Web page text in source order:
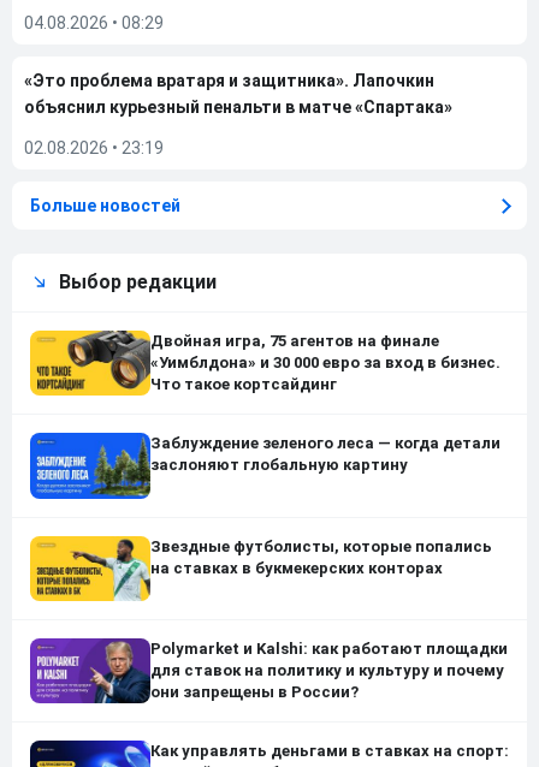
04.08.2026 • 08:29
«Это проблема вратаря и защитника». Лапочкин
объяснил курьезный пенальти в матче «Спартака»
02.08.2026 • 23:19
Больше новостей
Выбор редакции
Двойная игра, 75 агентов на финале
«Уимблдона» и 30 000 евро за вход в бизнес.
Что такое кортсайдинг
Заблуждение зеленого леса — когда детали
заслоняют глобальную картину
Звездные футболисты, которые попались
на ставках в букмекерских конторах
Polymarket и Kalshi: как работают площадки
для ставок на политику и культуру и почему
они запрещены в России?
Как управлять деньгами в ставках на спорт: